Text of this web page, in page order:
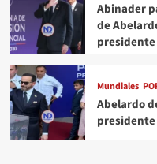
Abinader
de
presidente
Mundiales
Abelardo
presidente